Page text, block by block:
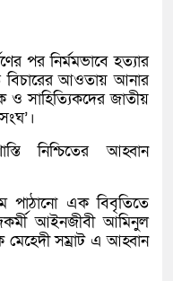
পর নির্মমভাবে হত্যার
বিচারের আওতায় আনার
ও সাহিত্যিকদের জাতীয়
নিশ্চিতের আহ্বান
পাঠানো এক বিবৃতিতে
আইনজীবী আমিনুল
সম্রাট এ আহ্বান